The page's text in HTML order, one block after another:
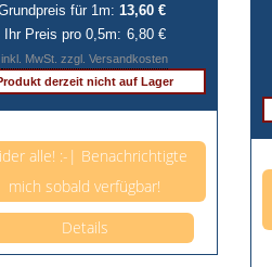
für 1m: 13,60 €
Ihr Preis pro 0,5m: 6,80 €
inkl. MwSt. zzgl. Versandkosten
derzeit nicht auf Lager
alle! :-| Benachrichtigte
mich sobald verfügbar!
Details